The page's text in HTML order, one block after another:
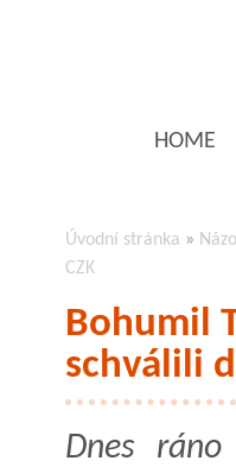
HOME
Úvodní stránka »
CZK
Bohumil
schválili
Dnes